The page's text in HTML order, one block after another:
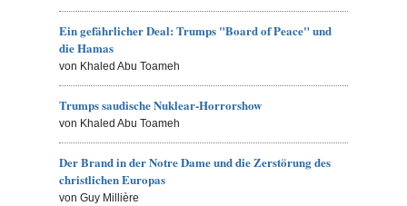
Ein gefährlicher Deal: Trumps "Board of Peace" und
die Hamas
von Khaled Abu Toameh
Trumps saudische Nuklear-Horrorshow
von Khaled Abu Toameh
Der Brand in der Notre Dame und die Zerstörung des
christlichen Europas
von Guy Millière